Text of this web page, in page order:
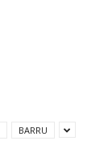
BARRU